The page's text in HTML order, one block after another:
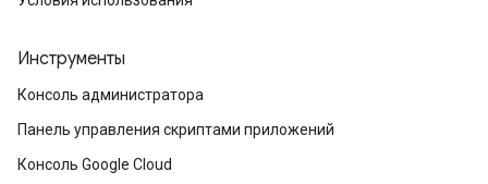
Инструменты
Консоль администратора
Панель управления скриптами приложений
Консоль Google Cloud